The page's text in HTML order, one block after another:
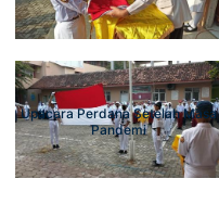
Upacara Perdana Setelah Masa
Pandemi